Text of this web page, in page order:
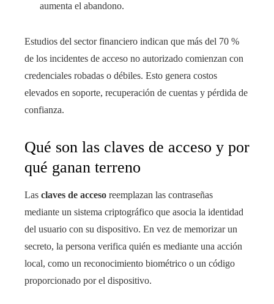
aumenta el abandono.
Estudios del sector financiero indican que más del 70 %
de los incidentes de acceso no autorizado comienzan con
credenciales robadas o débiles. Esto genera costos
elevados en soporte, recuperación de cuentas y pérdida de
confianza.
Qué son las claves de acceso y por
qué ganan terreno
Las claves de acceso reemplazan las contraseñas
mediante un sistema criptográfico que asocia la identidad
del usuario con su dispositivo. En vez de memorizar un
secreto, la persona verifica quién es mediante una acción
local, como un reconocimiento biométrico o un código
proporcionado por el dispositivo.